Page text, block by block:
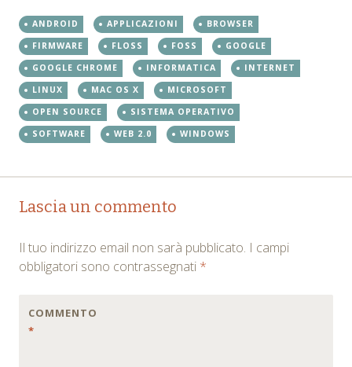
ANDROID APPLICAZIONI
BROWSER
FIRMWARE
FLOSS FOSS
GOOGLE
GOOGLE CHROME
INFORMATICA
INTERNET
LINUX
MAC OS X
MICROSOFT
OPEN SOURCE
SISTEMA OPERATIVO
SOFTWARE
WEB 2.0 WINDOWS
Post
Lascia un commento
Il tuo indirizzo email non sarà pubblicato. I campi
obbligatori sono contrassegnati *
COMMENTO
*